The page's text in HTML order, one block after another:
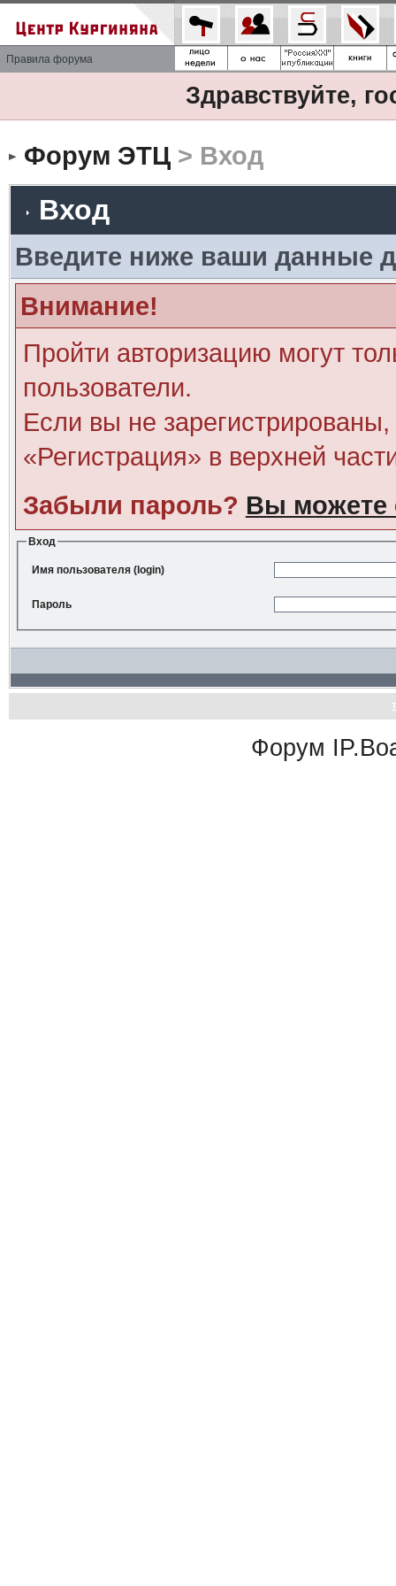
Правила форума
Здравствуйте,
Форум ЭТЦ> Вход
Вход
Введите ниже ваши данные
Внимание!
Пройти авторизацию могут
пользователи.
Если вы не
«Регистрация» в верхней
Забыли пароль? Вы можете
Вход
Имя пользователя (login)
Пароль
Форум